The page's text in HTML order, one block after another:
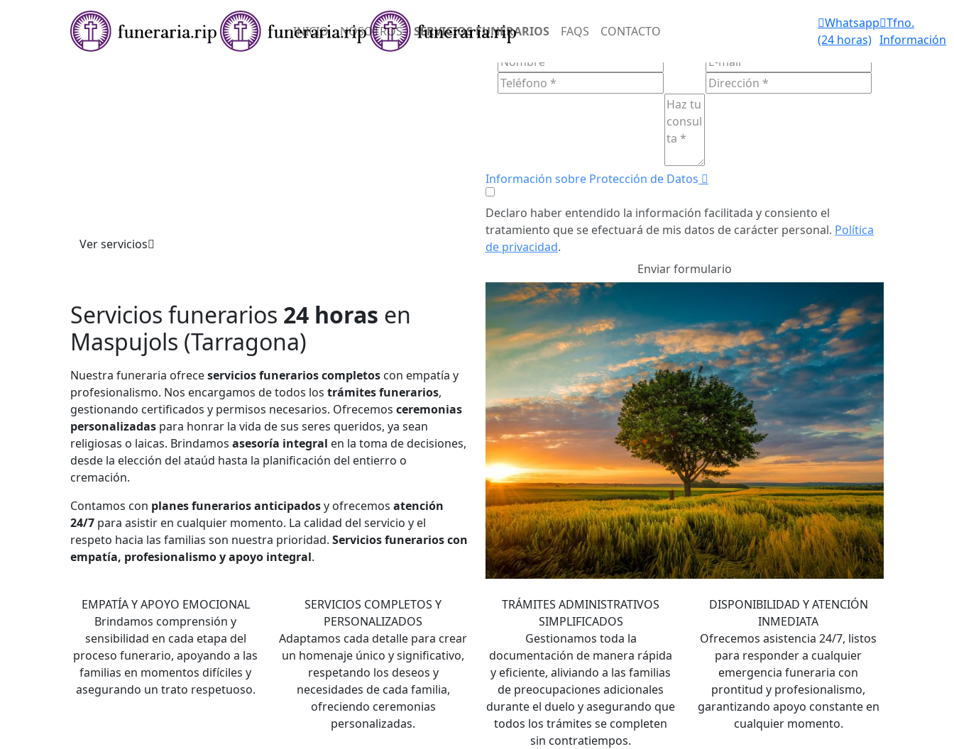
INICIO NOSOTROS SERVICIOS FUNERARIOS FAQS CONTACTO
Whatsapp
(24 horas)
Tfno.
Información
★★★★✩ SERVICIOS FUNERARIOS 24 HORAS
Ver servicios
SERVICIOS FUNERARIOS 24 HORAS
Información sobre Protección de Datos
Declaro haber entendido la información facilitada y consiento el
tratamiento que se efectuará de mis datos de carácter personal. Política
de privacidad.
Servicios funerarios 24 horas en
Maspujols (Tarragona)
Nuestra funeraria ofreceservicios funerarios completos con empatía y
profesionalismo. Nos encargamos de todos los trámites funerarios,
gestionando certificados y permisos necesarios. Ofrecemos ceremonias
personalizadas para honrar la vida de sus seres queridos, ya sean
religiosas o laicas. Brindamos asesoría integral en la toma de decisiones,
desde la elección del ataúd hasta la planificación del entierro o
cremación.
Contamos con planes funerarios anticipadosy ofrecemos atención
24/7 para asistir en cualquier momento. La calidad del servicio y el
respeto hacia las familias son nuestra prioridad. Servicios funerarios con
empatía, profesionalismo y apoyo integral.
EMPATÍA Y APOYO EMOCIONAL
Brindamos comprensión y
sensibilidad en cada etapa del
proceso funerario, apoyando a las
familias en momentos difíciles y
asegurando un trato respetuoso.
SERVICIOS COMPLETOS Y
PERSONALIZADOS
Adaptamos cada detalle para crear
un homenaje único y significativo,
respetando los deseos y
necesidades de cada familia,
ofreciendo ceremonias
personalizadas.
TRÁMITES ADMINISTRATIVOS
SIMPLIFICADOS
Gestionamos toda la
documentación de manera rápida
y eficiente, aliviando a las familias
de preocupaciones adicionales
durante el duelo y asegurando que
todos los trámites se completen
sin contratiempos.
DISPONIBILIDAD Y ATENCIÓN
INMEDIATA
Ofrecemos asistencia 24/7, listos
para responder a cualquier
emergencia funeraria con
prontitud y profesionalismo,
garantizando apoyo constante en
cualquier momento.